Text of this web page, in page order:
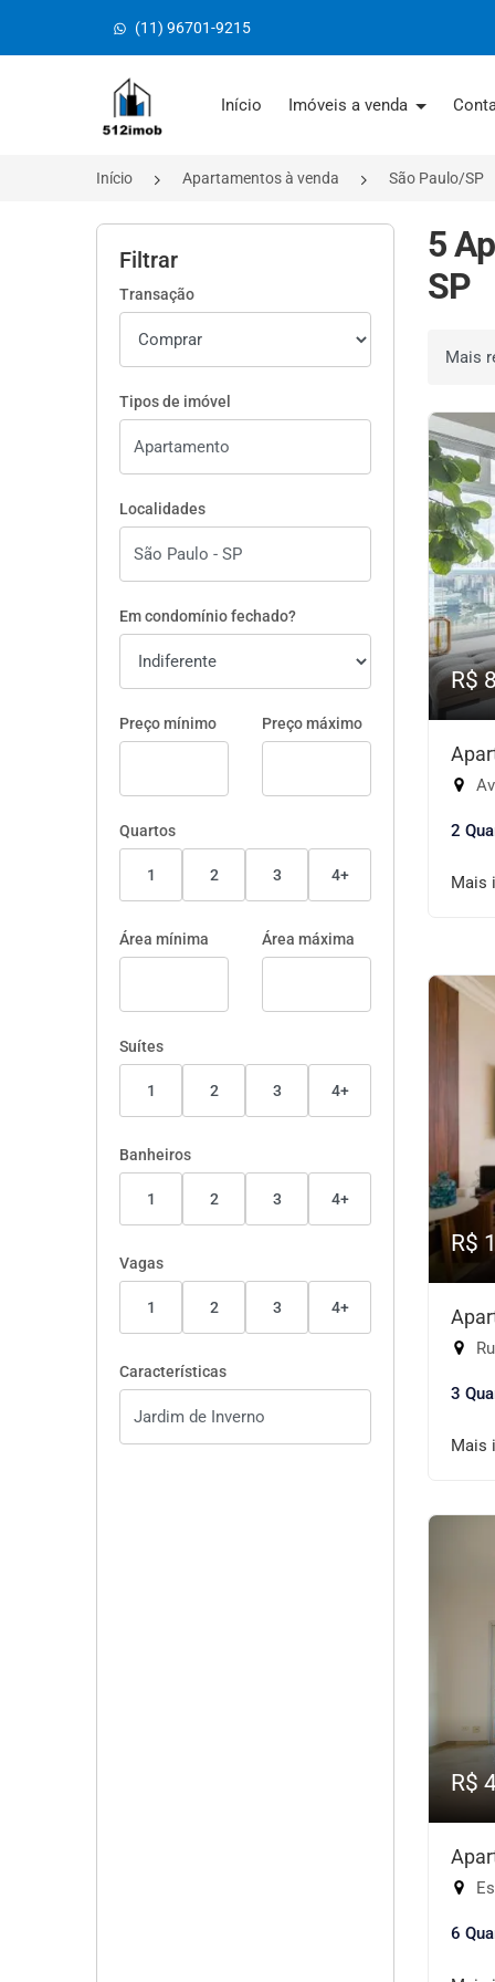
(11) 96701-9215
Página inicial
Início Imóveis a venda
Início Apartamentos à venda São Paulo/SP
Filtrar
Transação
Tipos de imóvel
Localidades
Em condomínio fechado?
Preço mínimo Preço máximo
Quartos
1 2 3 4+
Área mínima Área máxima
Suítes
1 2 3 4+
Banheiros
1 2 3 4+
Vagas
1 2 3 4+
Características
5
SP
Ordenar
R$
2
Mais
R$
3
Mais
R$
6